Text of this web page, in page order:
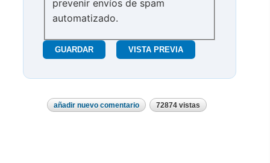
prevenir envíos de spam
automatizado.
añadir nuevo comentario 72874 vistas